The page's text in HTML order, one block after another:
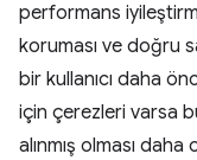
performans
koruması ve doğru
bir kullanıcı daha
için çerezleri varsa
alınmış olması